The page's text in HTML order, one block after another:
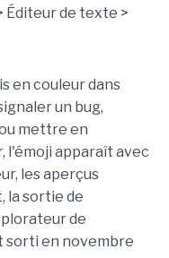
Éditeur de texte >
en couleur dans
un bug,
mettre en
l'émoji apparaît avec
les aperçus
la sortie de
de
sorti en novembre